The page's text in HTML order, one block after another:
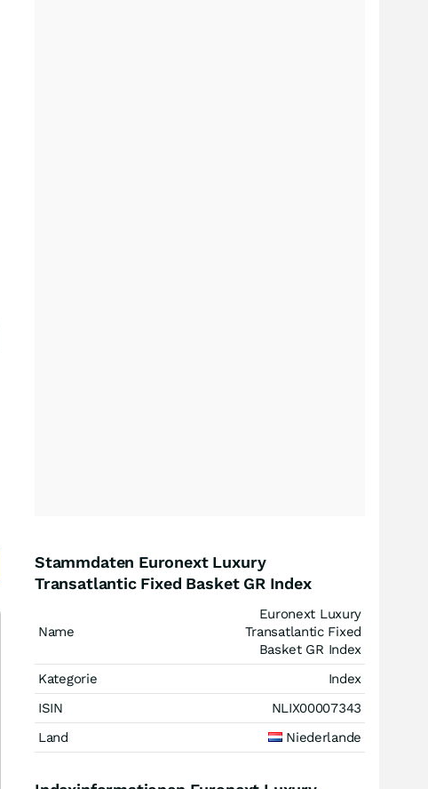
Stammdaten Euronext Luxury
Transatlantic Fixed Basket GR Index
Name
Euronext Luxury
Transatlantic Fixed
Basket GR Index
Kategorie
Index
ISIN
NLIX00007343
Land
Niederlande